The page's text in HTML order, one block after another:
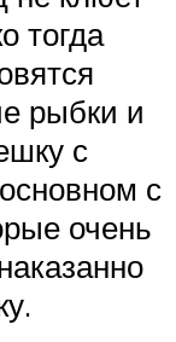
тогда
рыбки и
с
с
очень